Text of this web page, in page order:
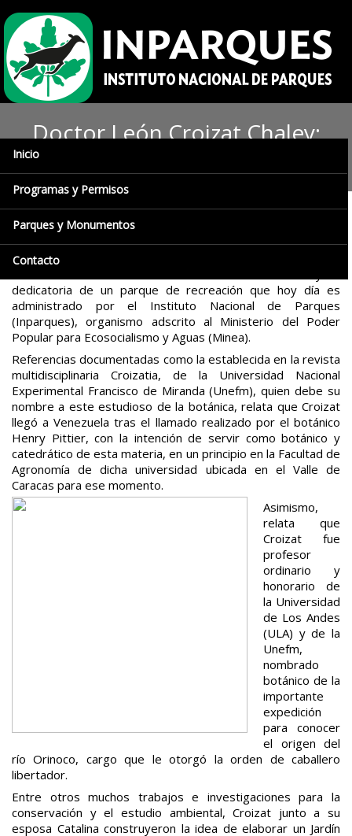
Inicio
Programas y Permisos
Parques y Monumentos
Contacto
Doctor León Croizat Chaley:
Prensa Inparques/Coro, 24/10/2017.-
hijo de padres franceses nacido en Torinto, Italia en 1894,
fue un biogeógrafo y botánico quien en vida recibió
dedicatoria de un parque de recreación que hoy día es
administrado por el Instituto Nacional de Parques
(Inparques), organismo adscrito al Ministerio del Poder
Popular para Ecosocialismo y Aguas (Minea).
Referencias documentadas como la establecida en la revista
multidisciplinaria Croizatia, de la Universidad Nacional
Experimental Francisco de Miranda (Unefm), quien debe su
nombre a este estudioso de la botánica, relata que Croizat
llegó a Venezuela tras el llamado realizado por el botánico
Henry Pittier, con la intención de servir como botánico y
catedrático de esta materia, en un principio en la Facultad de
Agronomía de dicha universidad ubicada en el Valle de
Caracas para ese momento.
Asimismo,
relata que
Croizat fue
profesor
ordinario y
honorario de
la Universidad
de Los Andes
(ULA) y de la
Unefm,
nombrado
botánico de la
importante
expedición
para conocer
el origen del
río Orinoco, cargo que le otorgó la orden de caballero
libertador.
Entre otros muchos trabajos e investigaciones para la
conservación y el estudio ambiental, Croizat junto a su
esposa Catalina construyeron la idea de elaborar un Jardín